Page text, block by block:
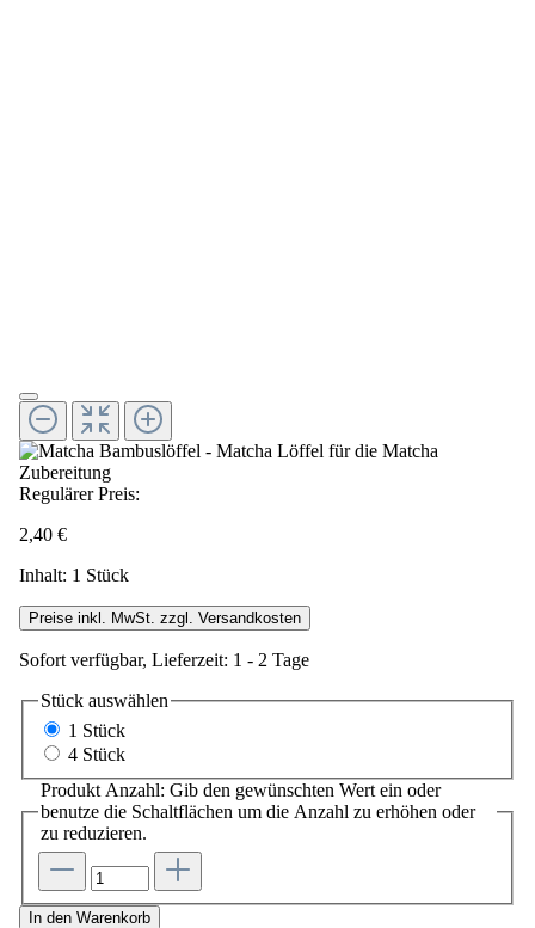
Regulärer Preis:
2,40 €
Inhalt: 1 Stück
Preise inkl. MwSt. zzgl. Versandkosten
Sofort verfügbar, Lieferzeit: 1 - 2 Tage
Stück auswählen
1 Stück
4 Stück
Produkt Anzahl: Gib den gewünschten Wert ein oder
benutze die Schaltflächen um die Anzahl zu erhöhen oder
zu reduzieren.
In den Warenkorb